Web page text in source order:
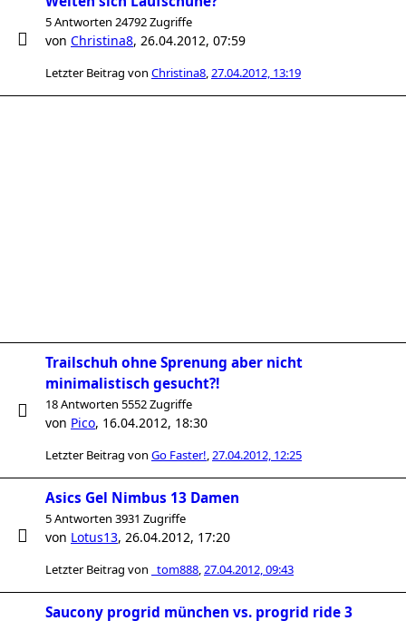
5 Antworten 24792 Zugriffe
von Christina8, 26.04.2012, 07:59
Letzter Beitrag von Christina8,27.04.2012, 13:19
Trailschuh ohne Sprenung aber nicht
minimalistisch gesucht?!
18 Antworten 5552 Zugriffe
von Pico, 16.04.2012, 18:30
Letzter Beitrag von Go Faster!,27.04.2012, 12:25
Asics Gel Nimbus 13 Damen
5 Antworten 3931 Zugriffe
von Lotus13, 26.04.2012, 17:20
Letzter Beitrag von _tom888,27.04.2012, 09:43
Saucony progrid münchen vs. progrid ride 3